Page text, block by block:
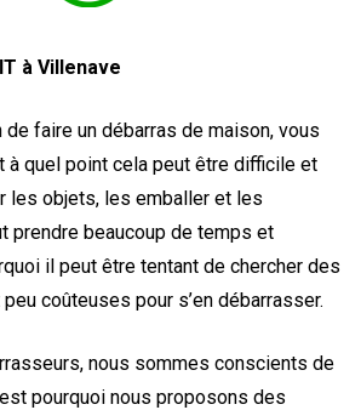
à Villenave
faire un débarras de maison, vous
à quel point cela peut être difficile et
les objets, les emballer et les
prendre beaucoup de temps et
il peut être tentant de chercher des
coûteuses pour s’en débarrasser.
nous sommes conscients de
pourquoi nous proposons des